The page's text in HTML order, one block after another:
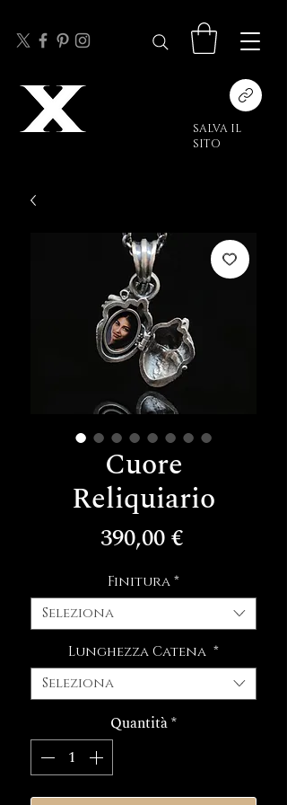
SALVA IL
SITO
Cuore
Reliquiario
390,00 €Prezzo
Finitura*
Seleziona
Lunghezza Catena *
Seleziona
Quantità*